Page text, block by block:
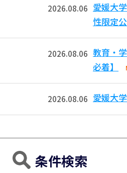
2026.08.06 愛媛大
性限定
2026.08.06 教育・
必着】
2026.08.06 愛媛大
条件検索